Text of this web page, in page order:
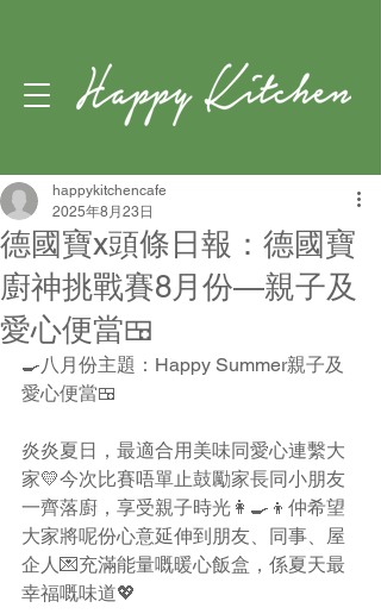
德國寶x頭條日報：德國寶
廚神挑戰賽8月份—親子及
愛心便當🍱
happykitchencafe
2025年8月23日
🍳八月份主題：Happy Summer親子及
愛心便當🍱
炎炎夏日，最適合用美味同愛心連繫大
家💛今次比賽唔單止鼓勵家長同小朋友
一齊落廚，享受親子時光👩‍🍳👦仲希望
大家將呢份心意延伸到朋友、同事、屋
企人💌充滿能量嘅暖心飯盒，係夏天最
幸福嘅味道💖